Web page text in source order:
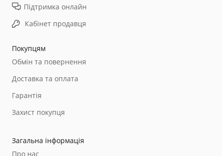
Покупцям
Обмін та повернення
Доставка та оплата
Гарантія
Захист покупця
Загальна інформація
Про нас
Підтримка онлайн
Кабінет продавця